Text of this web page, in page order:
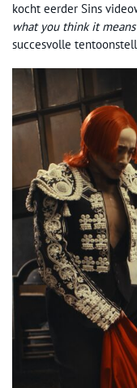
kocht eerder Sins
what you think it means
succesvolle